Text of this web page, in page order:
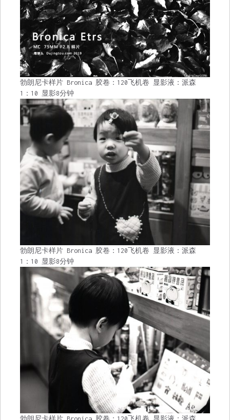
勃朗尼卡样片 Bronica 胶卷：120飞机卷 显影液：派森
1：10 显影8分钟
勃朗尼卡样片 Bronica 胶卷：120飞机卷 显影液：派森
1：10 显影8分钟